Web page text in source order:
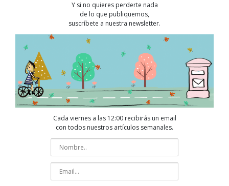
Y si no quieres perderte nada
de lo que publiquemos,
suscríbete a nuestra newsletter.
Cada viernes a las 12:00 recibirás un email
con todos nuestros artículos semanales.